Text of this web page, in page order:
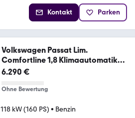
Kontakt Parken
Volkswagen Passat Lim.
Comfortline 1,8 Klimaautomatik
Met.
6.290 €
Ohne Bewertung
118 kW (160 PS) • Benzin